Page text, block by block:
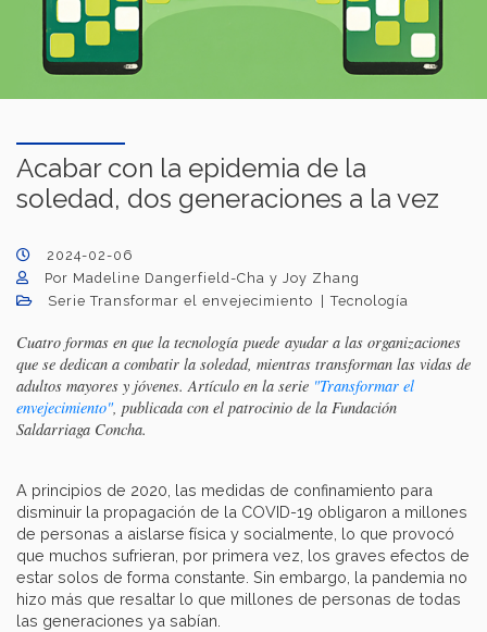
Acabar con la epidemia de la
soledad, dos generaciones a la vez
2024-02-06
Por Madeline Dangerfield-Cha y Joy Zhang
Serie Transformar el envejecimiento
Tecnología
Cuatro formas en que la tecnología puede ayudar a las organizaciones
que se dedican a combatir la soledad, mientras transforman las vidas de
adultos mayores y jóvenes. Artículo en la serie "Transformar el
envejecimiento", publicada con el patrocinio de la Fundación
Saldarriaga Concha.
A principios de 2020, las medidas de confinamiento para
disminuir la propagación de la COVID-19 obligaron a millones
de personas a aislarse física y socialmente, lo que provocó
que muchos sufrieran, por primera vez, los graves efectos de
estar solos de forma constante. Sin embargo, la pandemia no
hizo más que resaltar lo que millones de personas de todas
las generaciones ya sabían.